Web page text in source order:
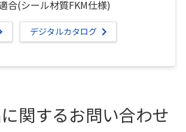
合(シール材質FKM仕様)
デジタルカタログ
関するお問い合わせ